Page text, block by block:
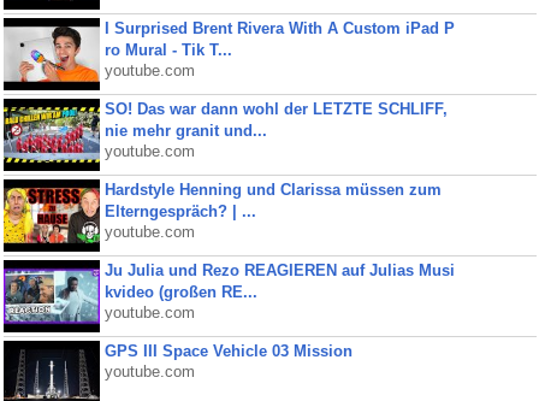
I Surprised Brent Rivera With A Custom iPad P
ro Mural - Tik T...
youtube.com
SO! Das war dann wohl der LETZTE SCHLIFF,
nie mehr granit und...
youtube.com
Hardstyle Henning und Clarissa müssen zum
Elterngespräch? | ...
youtube.com
Ju Julia und Rezo REAGIEREN auf Julias Musi
kvideo (großen RE...
youtube.com
GPS III Space Vehicle 03 Mission
youtube.com